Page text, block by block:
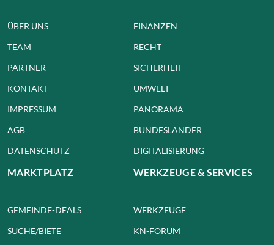
ÜBER UNS
TEAM
PARTNER
KONTAKT
IMPRESSUM
AGB
DATENSCHUTZ
FINANZEN
RECHT
SICHERHEIT
UMWELT
PANORAMA
BUNDESLÄNDER
DIGITALISIERUNG
MARKTPLATZ
GEMEINDE-DEALS
SUCHE/BIETE
WERKZEUGE & SERVICES
WERKZEUGE
KN-FORUM